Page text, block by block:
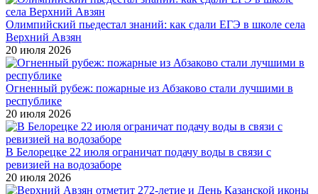
Олимпийский пьедестал знаний: как сдали ЕГЭ в школе села
Верхний Авзян
20 июля 2026
Огненный рубеж: пожарные из Абзаково стали лучшими в
республике
20 июля 2026
В Белорецке 22 июля ограничат подачу воды в связи с
ревизией на водозаборе
20 июля 2026